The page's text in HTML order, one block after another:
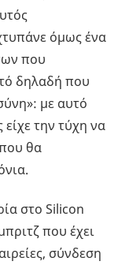
όμως ένα
που
δηλαδή που
με αυτό
την τύχη να
θα
στο Silicon
που έχει
σύνδεση